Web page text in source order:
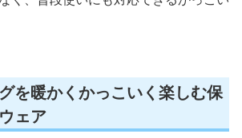
を暖かくかっこいく楽しむ保
ェア